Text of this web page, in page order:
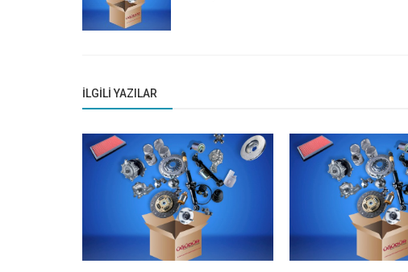
İLGILI YAZILAR
Ürünlerimiz
FREN BALATASI ARKA PABUÇLU (LİNEA-
FİORİNO 1.3JTD)